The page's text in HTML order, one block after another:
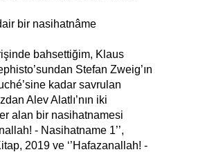
bir nasihatnâme
bahsettiğim, Klaus
Stefan Zweig’ın
kadar savrulan
Alev Alatlı’nın iki
alan bir nasihatnamesi
- Nasihatname 1’’,
2019 ve ‘’Hafazanallah! -